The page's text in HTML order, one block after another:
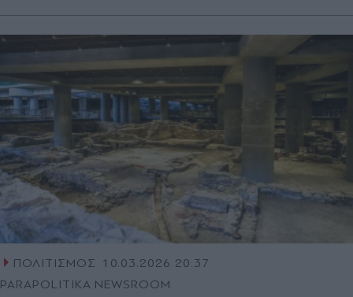
ΠΟΛΙΤΙΣΜΟΣ
10.03.2026 20:37
PARAPOLITIKA NEWSROOM